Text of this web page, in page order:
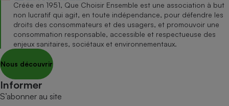
Créée en 1951, Que Choisir Ensemble est une association à but
non lucratif qui agit, en toute indépendance, pour défendre les
droits des consommateurs et des usagers, et promouvoir une
consommation responsable, accessible et respectueuse des
enjeux sanitaires, sociétaux et environnementaux.
Nous découvrir
Informer
S’abonner au site